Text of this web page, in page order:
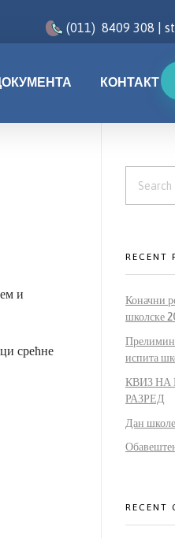
(011) 8409 308 |
КОНТАКТ
и
срећне
RECENT
Коначни
школске
испита
КВИЗ НА
РАЗРЕД
Дан
RECENT